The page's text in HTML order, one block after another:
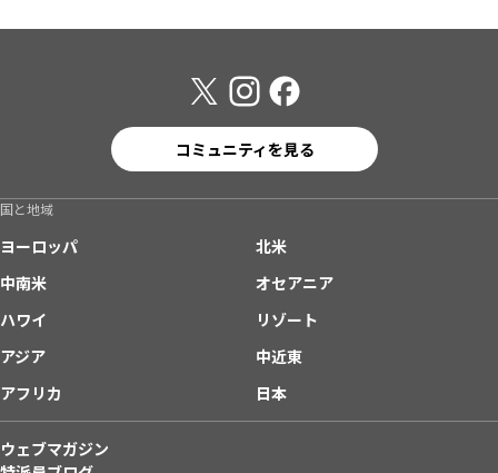
コミュニティを見る
国と地域
ヨーロッパ
北米
中南米
オセアニア
ハワイ
リゾート
アジア
中近東
アフリカ
日本
ウェブマガジン